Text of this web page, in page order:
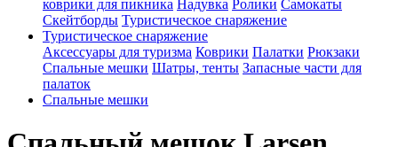
коврики для пикника Надувка Ролики Самокаты
Скейтборды Туристическое снаряжение
Туристическое снаряжение
Аксессуары для туризма Коврики Палатки Рюкзаки
Спальные мешки Шатры, тенты Запасные части для
палаток
Спальные мешки